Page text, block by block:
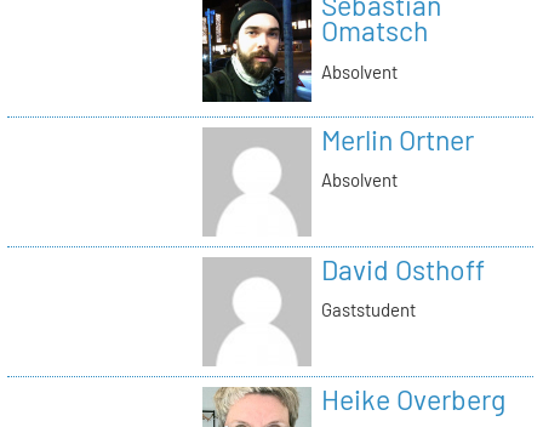
Omatsch
Absolvent
Merlin Ortner
Absolvent
David Osthoff
Gaststudent
Heike Overberg